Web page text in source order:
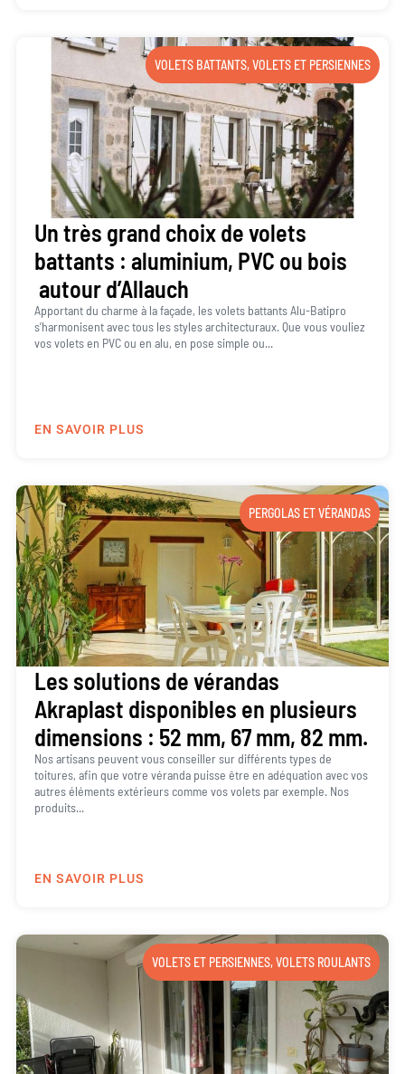
VOLETS BATTANTS,VOLETS ET PERSIENNES
Un très grand choix de volets
battants : aluminium, PVC ou bois
autour d’Allauch
Apportant du charme à la façade, les volets battants Alu-Batipro
s’harmonisent avec tous les styles architecturaux. Que vous vouliez
vos volets en PVC ou en alu, en pose simple ou...
EN SAVOIR PLUS
PERGOLAS ET VÉRANDAS
Les solutions de vérandas
Akraplast disponibles en plusieurs
dimensions : 52 mm, 67 mm, 82 mm.
Nos artisans peuvent vous conseiller sur différents types de
toitures, afin que votre véranda puisse être en adéquation avec vos
autres éléments extérieurs comme vos volets par exemple. Nos
produits...
EN SAVOIR PLUS
VOLETS ET PERSIENNES,VOLETS ROULANTS